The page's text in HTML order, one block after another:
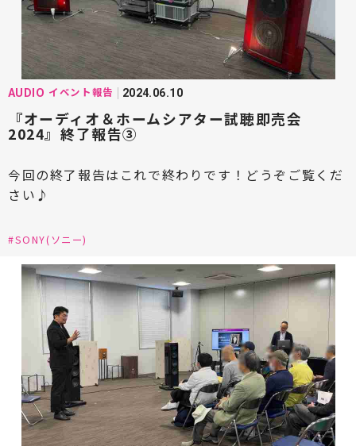
#D&M HD(ディーアンドエムホールディングス)
#DENON(デノン) #DEVIALET(デビアレ)
#DELA(デラ) #EINSTEIN(アインシュタイン)
#ECLIPSE(イクリプス)
#ESOTERIC(エソテリック)
#EDISCREATION(エディスクリエーション)
#ELAC(エラック)
#FINK team(フィンク・チーム)
#FYNE AUDIO(ファインオーディオ)
#FOCAL(フォーカル) #FOSTEX(フォステクス)
#Fuhlen Coordinate(フューレンコーディネート)
#GOLD MUND(ゴールドムンド)
#HARMAN(ハーマン) #Harbeth(ハーベス)
AUDIO イベント報告 2024.06.10
『オーディオ＆ホームシアター試聴即売会
2024』終了報告③
今回の終了報告はこれで終わりです！どうぞご覧くだ
さい♪
#SONY(ソニー)